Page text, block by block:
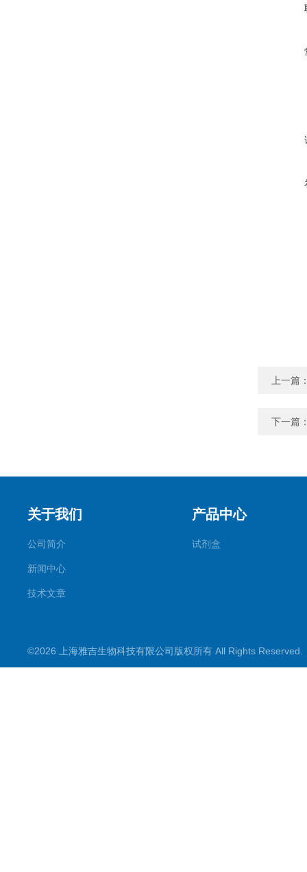
上一篇
下一篇
关于我们
公司简介
新闻中心
技术文章
产品中心
试剂盒
©2026 上海雅吉生物科技有限公司版权所有 All Rights